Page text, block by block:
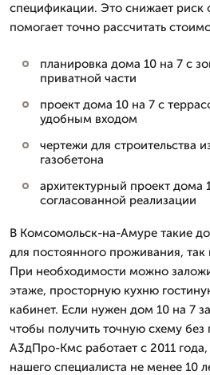
спецификации. Это снижает риск
помогает точно рассчитать
планировка дома 10 на 7 с
приватной части
проект дома 10 на 7 с
удобным входом
чертежи для строительства
газобетона
архитектурный проект дома
согласованной реализации
В Комсомольск-на-Амуре такие
для постоянного проживания,
При необходимости можно
этаже, просторную кухню
кабинет. Если нужен дом 10 на 7
чтобы получить точную схему
А3дПро-Кмс работает с 2011
нашего специалиста не менее 10